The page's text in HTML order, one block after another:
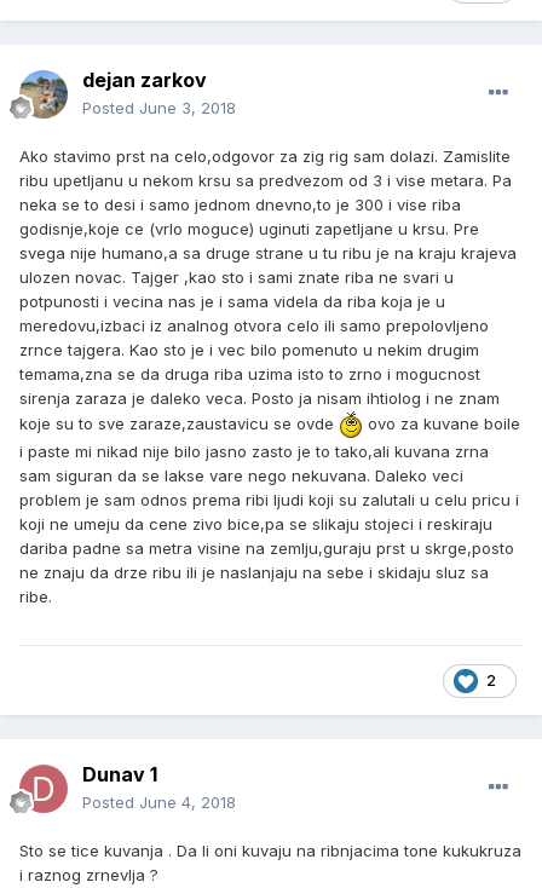
dejan zarkov
Posted June 3, 2018
Ako stavimo prst na celo,odgovor za zig rig sam dolazi. Zamislite
ribu upetljanu u nekom krsu sa predvezom od 3 i vise metara. Pa
neka se to desi i samo jednom dnevno,to je 300 i vise riba
godisnje,koje ce (vrlo moguce) uginuti zapetljane u krsu. Pre
svega nije humano,a sa druge strane u tu ribu je na kraju krajeva
ulozen novac. Tajger ,kao sto i sami znate riba ne svari u
potpunosti i vecina nas je i sama videla da riba koja je u
meredovu,izbaci iz analnog otvora celo ili samo prepolovljeno
zrnce tajgera. Kao sto je i vec bilo pomenuto u nekim drugim
temama,zna se da druga riba uzima isto to zrno i mogucnost
sirenja zaraza je daleko veca. Posto ja nisam ihtiolog i ne znam
koje su to sve zaraze,zaustavicu se ovde
ovo za kuvane boile
i paste mi nikad nije bilo jasno zasto je to tako,ali kuvana zrna
sam siguran da se lakse vare nego nekuvana. Daleko veci
problem je sam odnos prema ribi ljudi koji su zalutali u celu pricu i
koji ne umeju da cene zivo bice,pa se slikaju stojeci i reskiraju
dariba padne sa metra visine na zemlju,guraju prst u skrge,posto
ne znaju da drze ribu ili je naslanjaju na sebe i skidaju sluz sa
ribe.
2
Dunav 1
Posted June 4, 2018
Sto se tice kuvanja . Da li oni kuvaju na ribnjacima tone kukukruza
i raznog zrnevlja ?